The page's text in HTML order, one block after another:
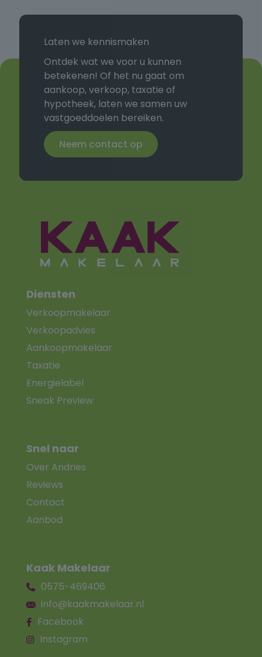
Laten we kennismaken
Ontdek wat we voor u kunnen
betekenen! Of het nu gaat om
aankoop, verkoop, taxatie of
hypotheek, laten we samen uw
vastgoeddoelen bereiken.
Neem contact op
Diensten
Verkoopmakelaar
Verkoopadvies
Aankoopmakelaar
Taxatie
Energielabel
Sneak Preview
Snel naar
Over Andries
Reviews
Contact
Aanbod
Kaak Makelaar
0575-469406
info@kaakmakelaar.nl
Facebook
Instagram